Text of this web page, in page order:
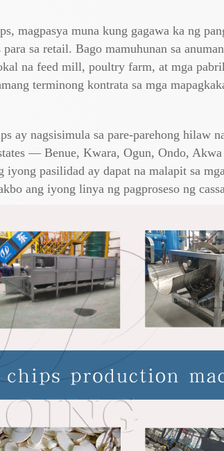
magpasya muna kung gagawa ka ng
sa retail. Bago mamuhunan sa
na feed mill, poultry farm, at mga
terminong kontrata sa mga
ay nagsisimula sa pare-parehong hilaw
— Benue, Kwara, Ogun, Ondo,
pasilidad ay dapat na malapit sa
ang iyong linya ng pagproseso ng